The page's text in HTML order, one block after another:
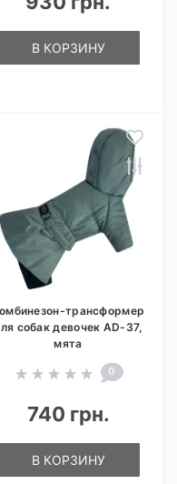
В КОРЗИНУ
трансформер
собак девочек AD-37,
мята
0
740 грн.
В КОРЗИНУ